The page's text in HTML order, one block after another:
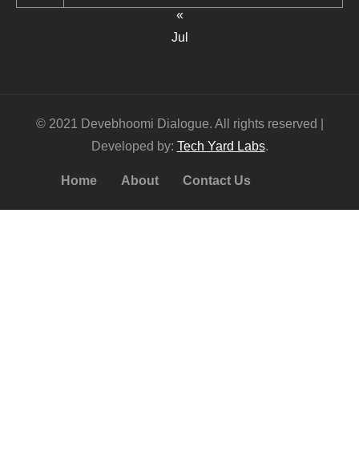
«
Jul
© 2021 Devebhoomi Dialogue. All rights reserved |
Developed by: Tech Yard Labs.
Home About Contact Us